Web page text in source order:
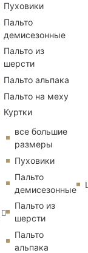
Пуховики
Пальто
демисезонные
Пальто из
шерсти
Пальто альпака
Пальто на меху
Куртки
все большие
размеры
Пуховики
Пальто
демисезонные
Пальто из
шерсти
Пальто
альпака